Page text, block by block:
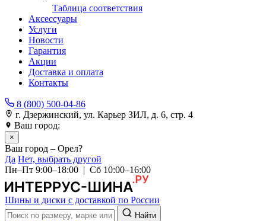
Таблица соответствия
Аксессуары
Услуги
Новости
Гарантия
Акции
Доставка и оплата
Контакты
8 (800) 500-04-86
г. Дзержинский, ул. Карьер ЗИЛ, д. 6, стр. 4
Ваш город:
×
Ваш город – Орел?
Да Нет, выбрать другой
Пн–Пт 9:00–18:00 | Сб 10:00–16:00
Шины и диски с доставкой по России
Найти